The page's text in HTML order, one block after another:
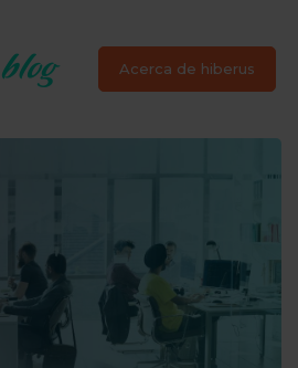
Acerca de hiberus